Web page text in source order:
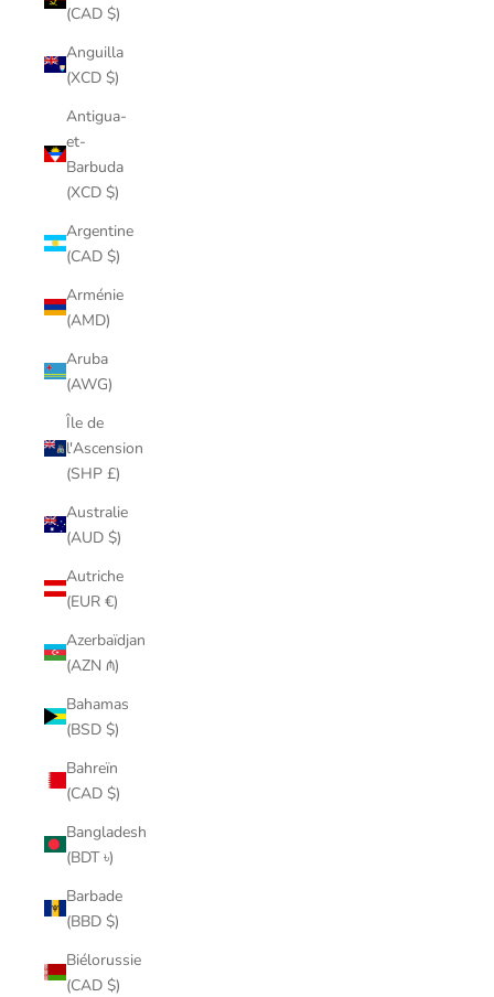
(CAD $)
Anguilla
(XCD $)
Antigua-
et-
Barbuda
(XCD $)
Argentine
(CAD $)
Arménie
(AMD)
Aruba
(AWG)
Île de
l'Ascension
(SHP £)
Australie
(AUD $)
Autriche
(EUR €)
Azerbaïdjan
(AZN ₼)
Bahamas
(BSD $)
Bahreïn
(CAD $)
Bangladesh
(BDT ৳)
Barbade
(BBD $)
Biélorussie
(CAD $)